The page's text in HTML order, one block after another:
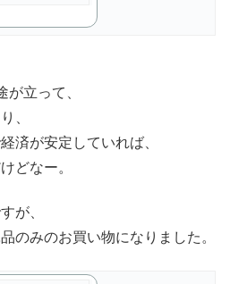
立って、
、
済が安定していれば、
どなー。
が、
のみのお買い物になりました。